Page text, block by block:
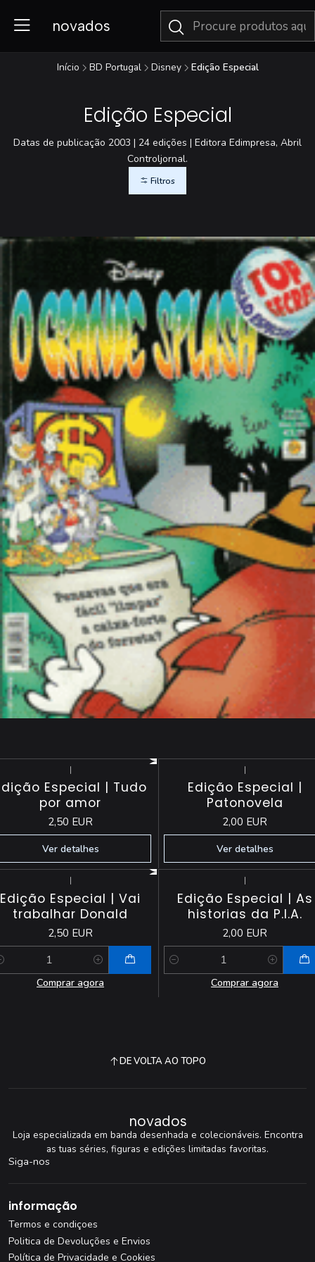
novados
Início BD Portugal Disney Edição Especial
Edição Especial
Datas de publicação 2003 | 24 edições | Editora Edimpresa, Abril
Controljornal.
Filtros
|
Especial | Tudo
por amor
2,50 EUR
Ver detalhes
|
Edição Especial |
Patonovela
2,00 EUR
Ver detalhes
|
Edição Especial | Vai
trabalhar Donald
2,50 EUR
Comprar agora
|
Edição Especial | As
historias da P.I.A.
2,00 EUR
Quantidade
Comprar agora
DE VOLTA AO TOPO
novados
Loja especializada em banda desenhada e colecionáveis. Encontra
as tuas séries, figuras e edições limitadas favoritas.
Siga-nos
informação
Termos e condiçoes
Politica de Devoluções e Envios
Política de Privacidade e Cookies